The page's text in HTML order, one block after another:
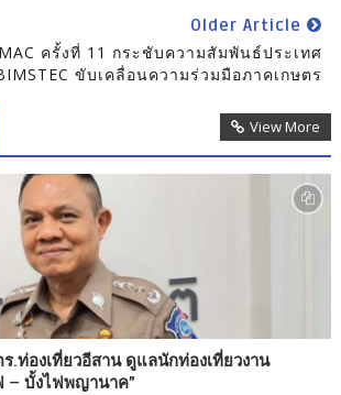
Older Article
ครั้งที่ 11 กระชับความสัมพันธ์ประเทศ
ขับเคลื่อนความร่วมมือภาคเกษตร
View More
.ท่องเที่ยวอีสาน ดูแลนักท่องเที่ยวงาน
– บั้งไฟพญานาค”